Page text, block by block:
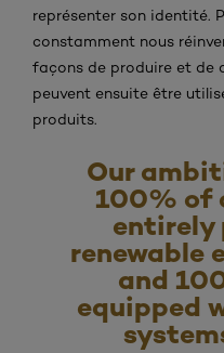
représenter son identité.
constamment nous
façons de produire et de
peuvent ensuite être
produits.
Our
100% of
entirely
renewable
and
equipped